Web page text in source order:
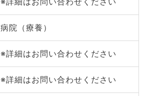
病院（療養）
※詳細はお問い合わせください
※詳細はお問い合わせください